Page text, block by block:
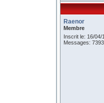
Raenor
Membre
Inscrit le: 16/04/
Messages: 7393